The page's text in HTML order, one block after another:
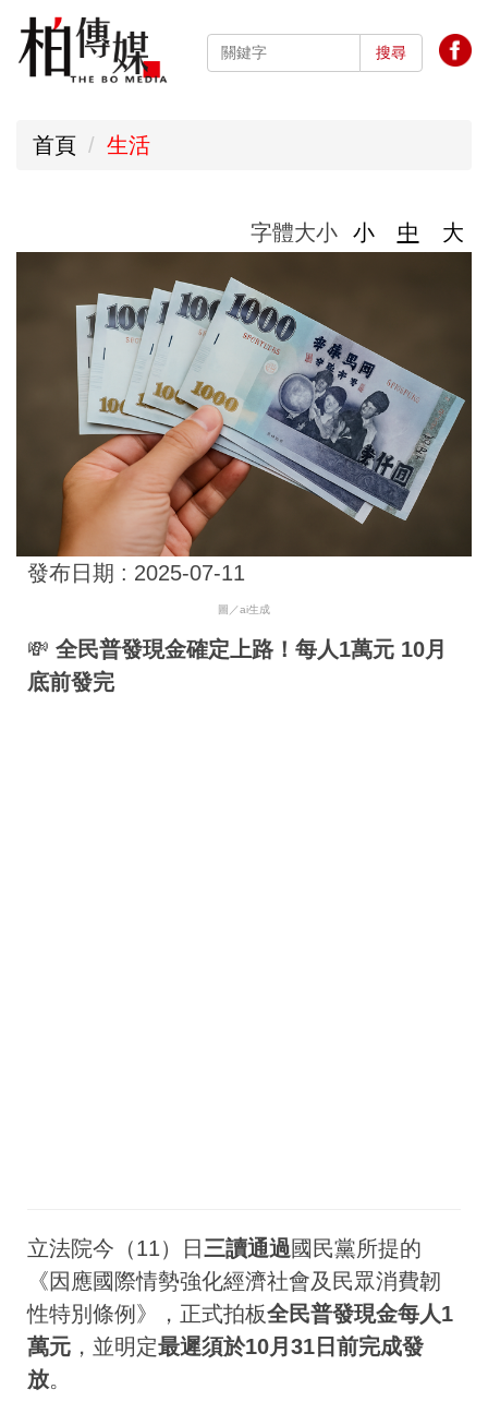
跳
到
搜尋
首頁 生活
字體大小 小 中 大
發布日期 : 2025-07-11
圖／ai生成
💸 全民普發現金確定上路！每人1萬元 10月
底前發完
立法院今（11）日 三讀通過國民黨所提的
《因應國際情勢強化經濟社會及民眾消費韌
性特別條例》，正式拍板全民普發現金每人1
萬元 ，並明定最遲須於10月31日前完成發
放。